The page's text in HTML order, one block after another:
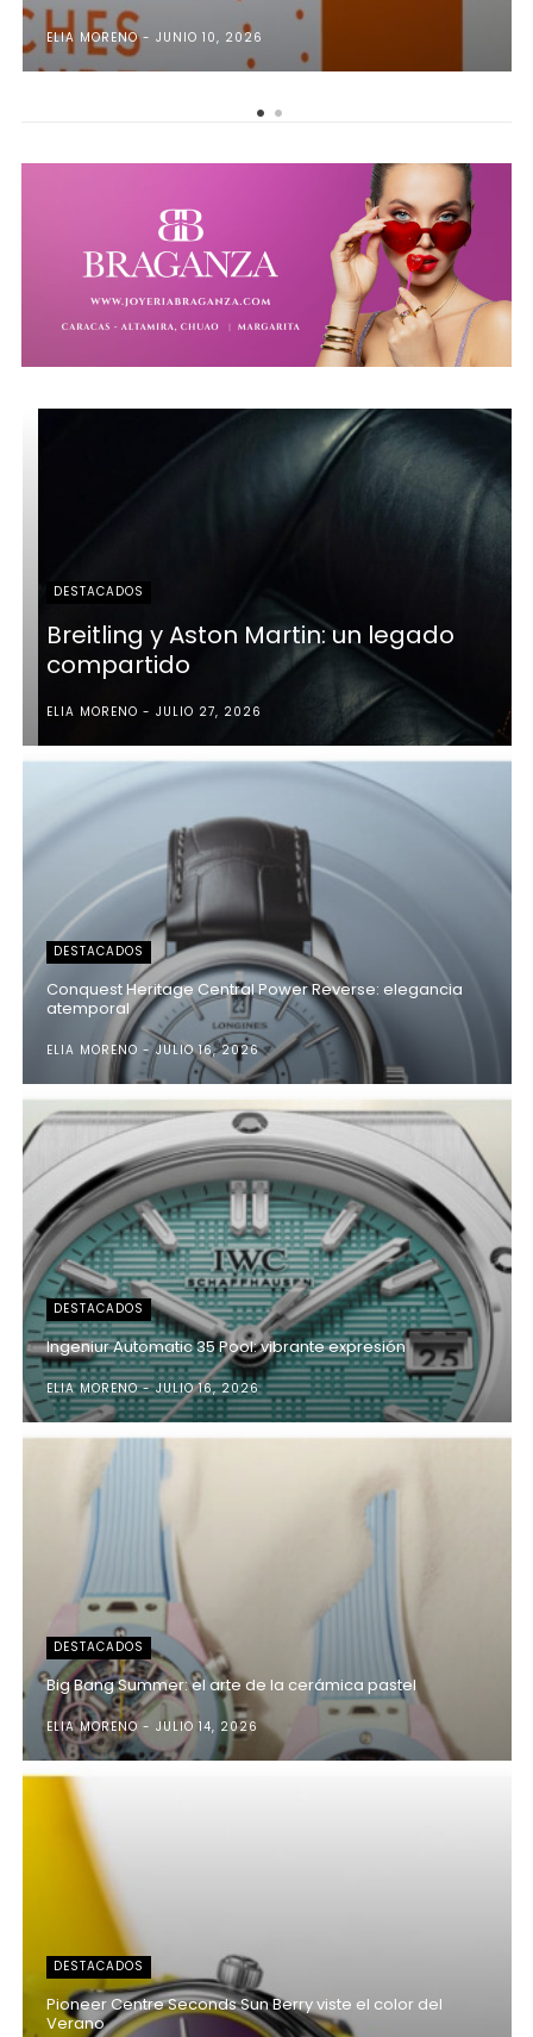
ELIA MORENO JUNIO 10, 2026
DESTACADOS
Breitling y Aston Martin: un legado
compartido
ELIA MORENO JULIO 27, 2026
DESTACADOS
Conquest Heritage Central Power Reverse: elegancia
atemporal
ELIA MORENO JULIO 16, 2026
DESTACADOS
Ingeniur Automatic 35 Pool: vibrante expresión
ELIA MORENO JULIO 16, 2026
DESTACADOS
Big Bang Summer: el arte de la cerámica pastel
ELIA MORENO JULIO 14, 2026
DESTACADOS
Pioneer Centre Seconds Sun Berry viste el color del
Verano